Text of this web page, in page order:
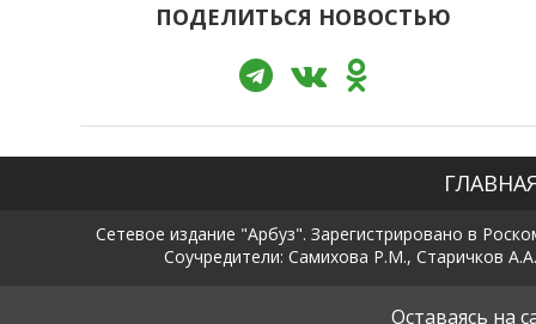
ПОДЕЛИТЬСЯ НОВОСТЬЮ
Сетевое издание "Арбуз". Зарегистрировано в
Соучредители: Самихова Р.М., Старичков
Оставаясь на